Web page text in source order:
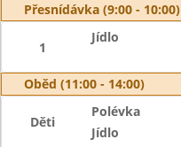
Přesnídávka (9:00 - 10:00)
1
Jídlo
Oběd (11:00 - 14:00)
Děti
Polévka
Jídlo